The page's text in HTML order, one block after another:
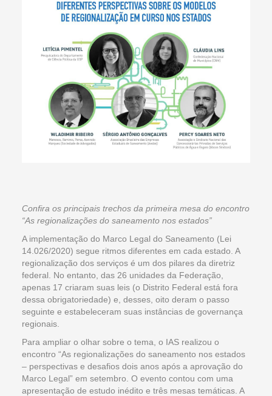
Confira os principais trechos da primeira mesa do encontro
“As regionalizações do saneamento nos estados”
A implementação do Marco Legal do Saneamento (Lei
14.026/2020) segue ritmos diferentes em cada estado. A
regionalização dos serviços é um dos pilares da diretriz
federal. No entanto, das 26 unidades da Federação,
apenas 17 criaram suas leis (o Distrito Federal está fora
dessa obrigatoriedade) e, desses, oito deram o passo
seguinte e estabeleceram suas instâncias de governança
regionais.
Para ampliar o olhar sobre o tema, o IAS realizou o
encontro “As regionalizações do saneamento nos estados
– perspectivas e desafios dois anos após a aprovação do
Marco Legal” em setembro. O evento contou com uma
apresentação de estudo inédito e três mesas temáticas. A